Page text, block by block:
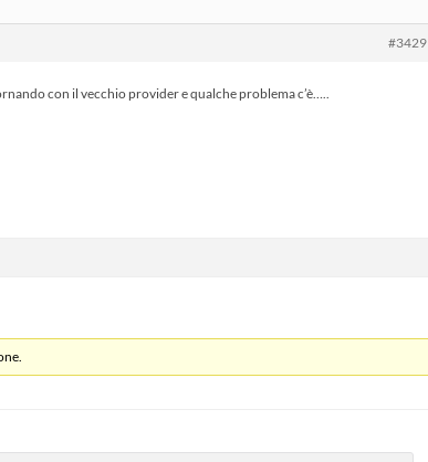
#3429
con il vecchio provider e qualche problema c’è…..